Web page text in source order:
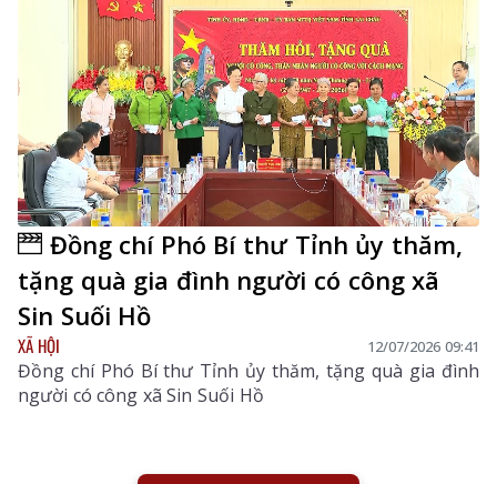
Đồng chí Phó Bí thư Tỉnh ủy thăm,
tặng quà gia đình người có công xã
Sin Suối Hồ
XÃ HỘI 12/07/2026 09:41
Đồng chí Phó Bí thư Tỉnh ủy thăm, tặng quà gia đình
người có công xã Sin Suối Hồ